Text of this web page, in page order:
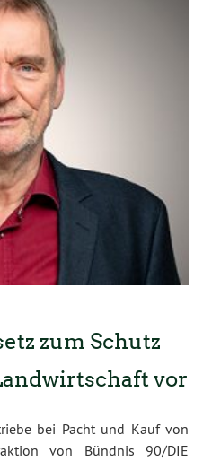
zum Schutz
vor
bei Pacht und Kauf von
von Bündnis 90/DIE